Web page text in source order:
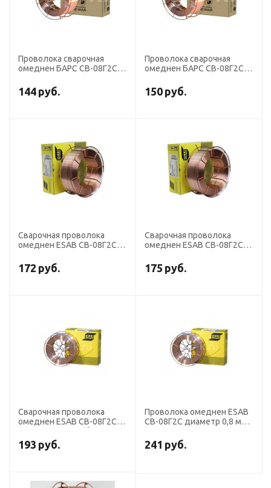
Проволока сварочная
омеднен БАРС СВ-08Г2С
18 кг К-300) СМС
144 руб.
Проволока сварочная
омеднен БАРС СВ-08Г2С
кг D-200) СМС
150 руб.
Сварочная проволока
омеднен ESAB СВ-08Г2С
15 кг)
172 руб.
Сварочная проволока
омеднен ESAB СВ-08Г2С
кг)
175 руб.
Сварочная проволока
омеднен ESAB СВ-08Г2С
кг)
193 руб.
Проволока омеднен ESAB
СВ-08Г2С диаметр 0,8 мм
241 руб.